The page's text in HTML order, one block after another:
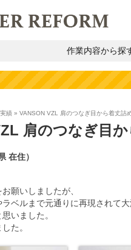
作業内容から探
績 » VANSON VZL 肩のつなぎ目から着丈詰
肩のつなぎ目
在住）
願いしましたが、
ベルまで元通りに再現されて大
いました。
た。